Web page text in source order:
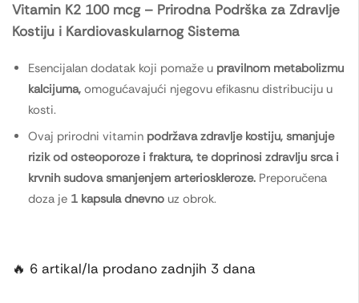
Vitamin K2 100 mcg – Prirodna Podrška za Zdravlje
Kostiju i Kardiovaskularnog Sistema
Esencijalan dodatak koji pomaže u pravilnom metabolizmu
kalcijuma, omogućavajući njegovu efikasnu distribuciju u
kosti.
Ovaj prirodni vitamin podržava zdravlje kostiju, smanjuje
rizik od osteoporoze i fraktura, te doprinosi zdravlju srca i
krvnih sudova smanjenjem arterioskleroze. Preporučena
doza je 1 kapsula dnevno uz obrok.
🔥 6 artikal/la prodano zadnjih 3 dana